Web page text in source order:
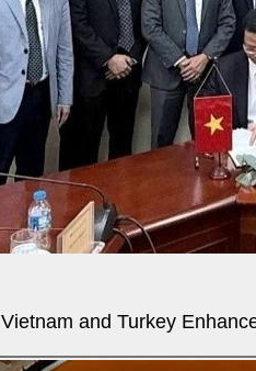
Vietnam and Turkey